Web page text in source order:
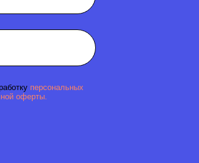
персональных
оферты.